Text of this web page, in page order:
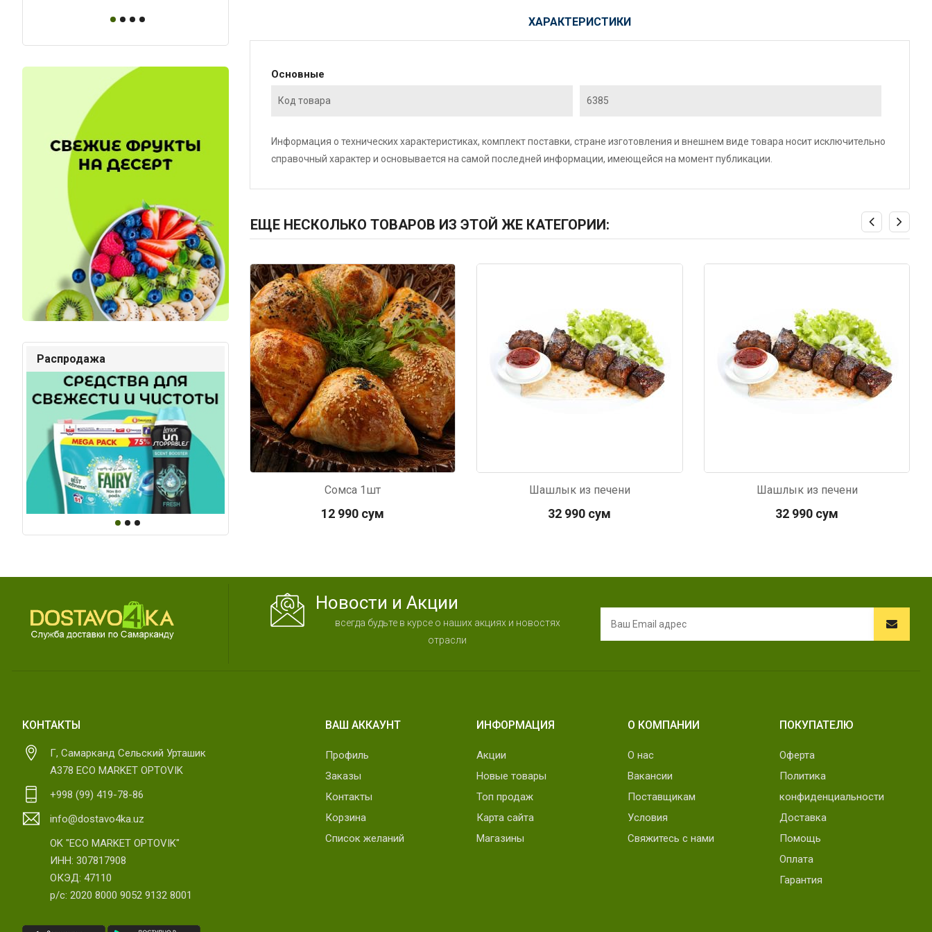
Распродажа
ХАРАКТЕРИСТИКИ
Основные
Код товара 6385
Информация о технических характеристиках, комплект поставки, стране изготовления и внешнем виде товара носит исключительно
справочный характер и основывается на самой последней информации, имеющейся на момент публикации.
ЕЩЕ НЕСКОЛЬКО ТОВАРОВ ИЗ ЭТОЙ ЖЕ КАТЕГОРИИ:
Код: 6392
Сомса 1шт
12 990 сум
Код: 6383
Шашлык из печени
32 990 сум
Шашлык из печени
32 990 сум
Новости и Акции
всегда будьте в курсе о наших акциях и новостях
отрасли
КОНТАКТЫ
Г, Самарканд Сельский Урташик
А378 ECO MARKET OPTOVIK
+998 (99) 419-78-86
info@dostavo4ka.uz
OK "ECO MARKET OPTOVIK"
ИНН: 307817908
ОКЭД: 47110
р/с: 2020 8000 9052 9132 8001
ВАШ АККАУНТ
Профиль
Заказы
Контакты
Корзина
Список желаний
ИНФОРМАЦИЯ
Акции
Новые товары
Топ продаж
Карта сайта
Магазины
О КОМПАНИИ
О нас
Вакансии
Поставщикам
Условия
Свяжитесь с нами
ПОКУПАТЕЛЮ
Оферта
Политика
конфиденциальности
Доставка
Помощь
Оплата
Гарантия